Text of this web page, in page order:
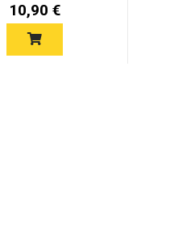
10,90 €